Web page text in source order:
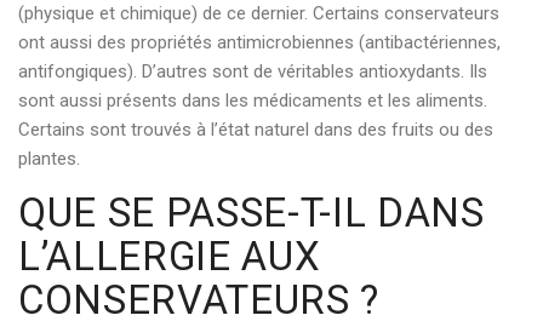
(physique et chimique) de ce dernier. Certains conservateurs
ont aussi des propriétés antimicrobiennes (antibactériennes,
antifongiques). D’autres sont de véritables antioxydants. Ils
sont aussi présents dans les médicaments et les aliments.
Certains sont trouvés à l’état naturel dans des fruits ou des
plantes.
QUE SE PASSE-T-IL DANS
L’ALLERGIE AUX
CONSERVATEURS ?